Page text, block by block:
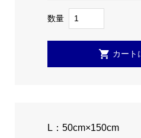
数量
L：50cm×150cm